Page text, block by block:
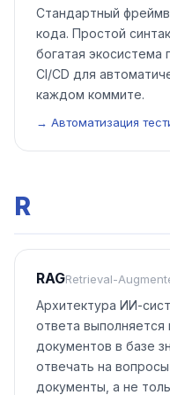
Стандартный
кода. Простой
богатая экосистема
CI/CD для
каждом коммите.
→ Автоматизация
R
RAGRetrieval-
Архитектура ИИ-
ответа выполняется
документов в базе
отвечать на
документы, а не